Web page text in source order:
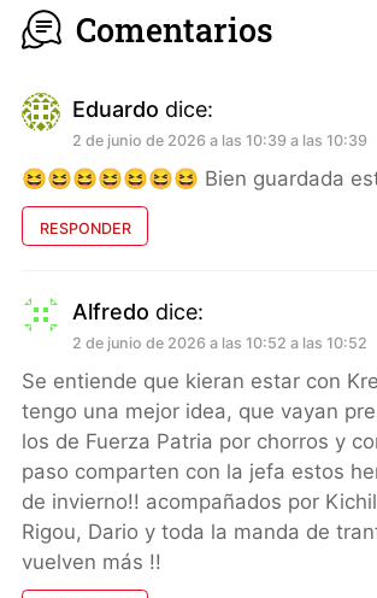
Comentarios
Eduardo dice:
2 de junio de 2026 a las 10:39 a las 10:39
😆😆😆😆😆😆😆 Bien guardada
RESPONDER
Alfredo dice:
2 de junio de 2026 a las 10:52 a las 10:52
Se entiende que kieran estar con
tengo una mejor idea, que vayan
los de Fuerza Patria por chorros y
paso comparten con la jefa estos
de invierno!! acompañados por
Rigou, Dario y toda la manda de
vuelven más !!